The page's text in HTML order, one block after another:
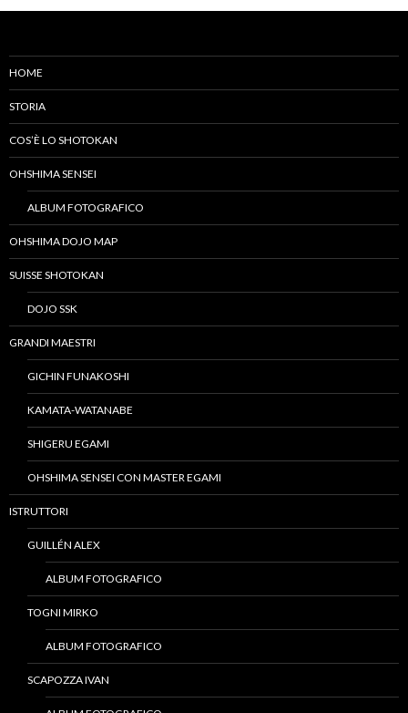
HOME
STORIA
COS’È LO SHOTOKAN
OHSHIMA SENSEI
ALBUM FOTOGRAFICO
OHSHIMA DOJO MAP
SUISSE SHOTOKAN
DOJO SSK
GRANDI MAESTRI
GICHIN FUNAKOSHI
KAMATA-WATANABE
SHIGERU EGAMI
OHSHIMA SENSEI CON MASTER EGAMI
ISTRUTTORI
GUILLÉN ALEX
ALBUM FOTOGRAFICO
TOGNI MIRKO
ALBUM FOTOGRAFICO
SCAPOZZA IVAN